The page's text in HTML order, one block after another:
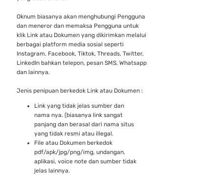
Oknum biasanya akan menghubungi Pengguna
dan meneror dan memaksa Pengguna untuk
klik Link atau Dokumen yang dikirimkan melalui
berbagai platform media sosial seperti
Instagram, Facebook, Tiktok, Threads, Twitter,
LinkedIn bahkan telepon, pesan SMS, Whatsapp
dan lainnya.
Jenis penipuan berkedok Link atau Dokumen :
Link yang tidak jelas sumber dan
nama nya. (biasanya link sangat
panjang dan berasal dari nama situs
yang tidak resmi atau illegal.
File atau Dokumen berkedok
pdf/apk/jpg/png/img, undangan,
aplikasi, voice note dan sumber tidak
jelas lainnya.